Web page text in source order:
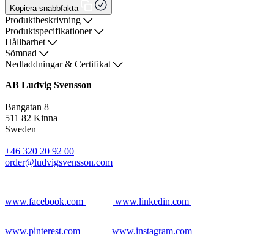
Kopiera snabbfakta
Produktbeskrivning
Produktspecifikationer
Hållbarhet
Sömnad
Nedladdningar & Certifikat
AB Ludvig Svensson
Bangatan 8
511 82 Kinna
Sweden
+46 320 20 92 00
order@ludvigsvensson.com
www.facebook.com www.linkedin.com
www.pinterest.com www.instagram.com